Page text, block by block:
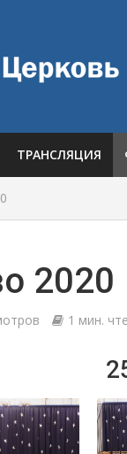
ТРАНСЛЯЦИЯ
2020
1 мин.